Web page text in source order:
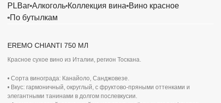
PLBar Алкоголь Коллекция вина Вино красное
По бутылкам
EREMO CHIANTI 750 МЛ
Красное сухое вино из Италии, регион Тоскана.
• Сорта винограда: Канайоло, Санджовезе.
• Вкус: гармоничный, округлый, с фруктово-пряными оттенками и
элегантными танинами в долгом послевкусии.